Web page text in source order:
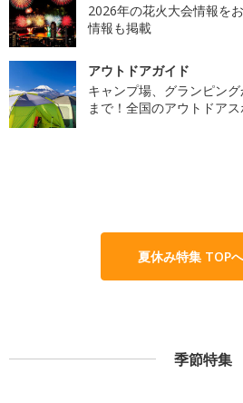
2026年の花火大会情報を
情報も掲載
アウトドアガイド
キャンプ場、グランピン
まで！全国のアウトドア
夏休み特集 TOP
季節特集